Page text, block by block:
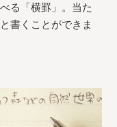
る「横罫」。当た
書くことができま